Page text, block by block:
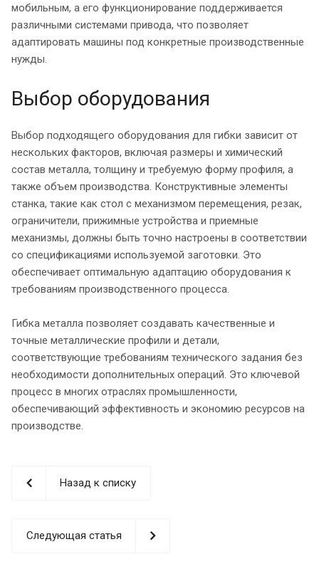
мобильным, а его функционирование поддерживается
различными системами привода, что позволяет
адаптировать машины под конкретные производственные
нужды.
Выбор оборудования
Выбор подходящего оборудования для гибки зависит от
нескольких факторов, включая размеры и химический
состав металла, толщину и требуемую форму профиля, а
также объем производства. Конструктивные элементы
станка, такие как стол с механизмом перемещения, резак,
ограничители, прижимные устройства и приемные
механизмы, должны быть точно настроены в соответствии
со спецификациями используемой заготовки. Это
обеспечивает оптимальную адаптацию оборудования к
требованиям производственного процесса.
Гибка металла позволяет создавать качественные и
точные металлические профили и детали,
соответствующие требованиям технического задания без
необходимости дополнительных операций. Это ключевой
процесс в многих отраслях промышленности,
обеспечивающий эффективность и экономию ресурсов на
производстве.
Назад к списку
Следующая статья